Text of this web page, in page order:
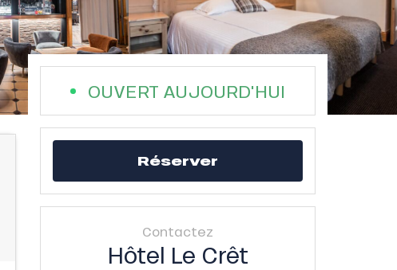
OUVERT AUJOURD'HUI
Réserver
Contactez
Hôtel Le Crêt